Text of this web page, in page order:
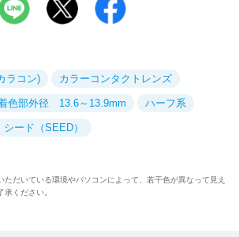
ラコン) カラーコンタクトレンズ
色部外径 13.6～13.9mm ハーフ系
シード（SEED）
だいている環境やパソコンによって、若干色が異なって見え
ください。